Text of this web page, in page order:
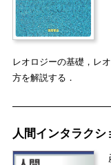
レオロジーの基礎，レ
方を解説する．
人間インタラクシ